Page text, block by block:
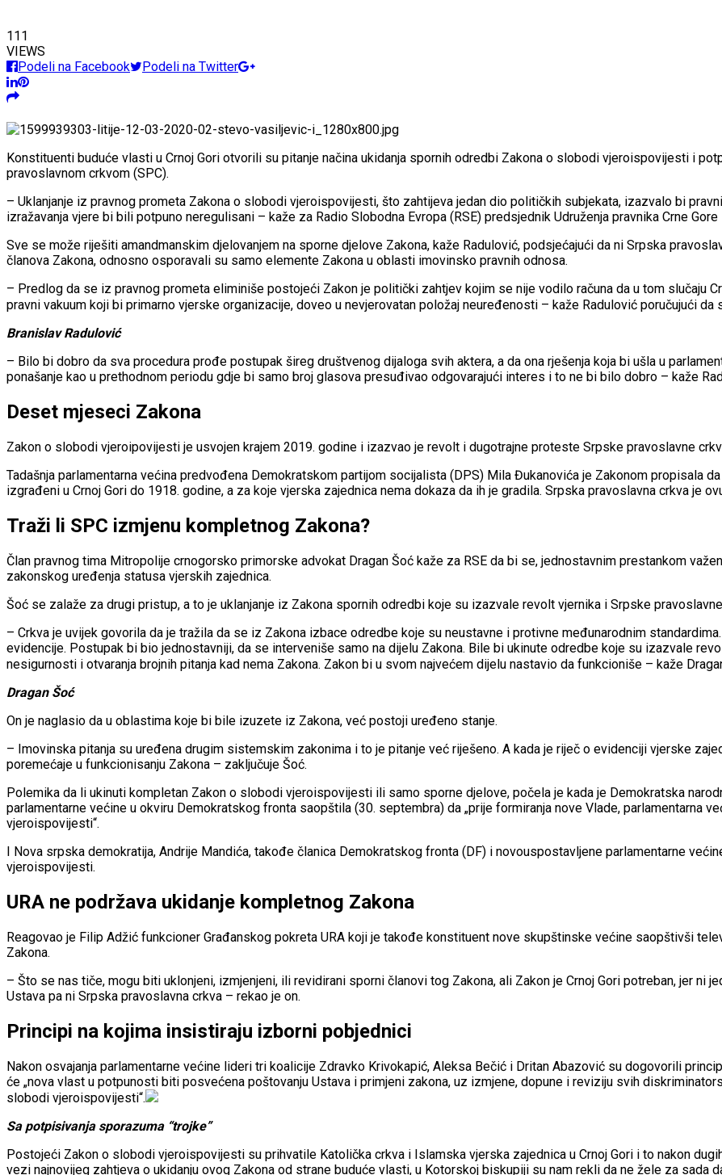
111
VIEWS
Podeli na Facebook
Podeli na Twitter
Konstituenti buduće vlasti u Crnoj Gori otvorili su pitanje načina ukidanja spornih odredbi Zakona o slobodi vjeroispovijesti i
pravoslavnom crkvom (SPC).
– Uklanjanje iz pravnog prometa Zakona o slobodi vjeroispovijesti, što zahtijeva jedan dio političkih subjekata, izazvalo bi
izražavanja vjere bi bili potpuno neregulisani – kaže za Radio Slobodna Evropa (RSE) predsjednik Udruženja pravnika Crne
Sve se može riješiti amandmanskim djelovanjem na sporne djelove Zakona, kaže Radulović, podsjećajući da ni Srpska
članova Zakona, odnosno osporavali su samo elemente Zakona u oblasti imovinsko pravnih odnosa.
– Predlog da se iz pravnog prometa eliminiše postojeći Zakon je politički zahtjev kojim se nije vodilo računa da u tom slučaju
pravni vakuum koji bi primarno vjerske organizacije, doveo u nevjerovatan položaj neuređenosti – kaže Radulović poručujući
Branislav Radulović
– Bilo bi dobro da sva procedura prođe postupak šireg društvenog dijaloga svih aktera, a da ona rješenja koja bi ušla u
ponašanje kao u prethodnom periodu gdje bi samo broj glasova presuđivao odgovarajući interes i to ne bi bilo dobro – kaže
Deset mjeseci Zakona
Zakon o slobodi vjeroipovijesti je usvojen krajem 2019. godine i izazvao je revolt i dugotrajne proteste Srpske pravoslavne
Tadašnja parlamentarna većina predvođena Demokratskom partijom socijalista (DPS) Mila Đukanovića je Zakonom propisala
izgrađeni u Crnoj Gori do 1918. godine, a za koje vjerska zajednica nema dokaza da ih je gradila. Srpska pravoslavna crkva je
Traži li SPC izmjenu kompletnog Zakona?
Član pravnog tima Mitropolije crnogorsko primorske advokat Dragan Šoć kaže za RSE da bi se, jednostavnim prestankom
zakonskog uređenja statusa vjerskih zajednica.
Šoć se zalaže za drugi pristup, a to je uklanjanje iz Zakona spornih odredbi koje su izazvale revolt vjernika i Srpske
– Crkva je uvijek govorila da je tražila da se iz Zakona izbace odredbe koje su neustavne i protivne međunarodnim
evidencije. Postupak bi bio jednostavniji, da se interveniše samo na dijelu Zakona. Bile bi ukinute odredbe koje su izazvale
nesigurnosti i otvaranja brojnih pitanja kad nema Zakona. Zakon bi u svom najvećem dijelu nastavio da funkcioniše – kaže
Dragan Šoć
On je naglasio da u oblastima koje bi bile izuzete iz Zakona, već postoji uređeno stanje.
– Imovinska pitanja su uređena drugim sistemskim zakonima i to je pitanje već riješeno. A kada je riječ o evidenciji vjerske
poremećaje u funkcionisanju Zakona – zaključuje Šoć.
Polemika da li ukinuti kompletan Zakon o slobodi vjeroispovijesti ili samo sporne djelove, počela je kada je Demokratska
parlamentarne većine u okviru Demokratskog fronta saopštila (30. septembra) da „prije formiranja nove Vlade, parlamentarna
vjeroispovijesti“.
I Nova srpska demokratija, Andrije Mandića, takođe članica Demokratskog fronta (DF) i novouspostavljene parlamentarne
vjeroispovijesti.
URA ne podržava ukidanje kompletnog Zakona
Reagovao je Filip Adžić funkcioner Građanskog pokreta URA koji je takođe konstituent nove skupštinske većine saopštivši
Zakona.
– Što se nas tiče, mogu biti uklonjeni, izmjenjeni, ili revidirani sporni članovi tog Zakona, ali Zakon je Crnoj Gori potreban, jer ni
Ustava pa ni Srpska pravoslavna crkva – rekao je on.
Principi na kojima insistiraju izborni pobjednici
Nakon osvajanja parlamentarne većine lideri tri koalicije Zdravko Krivokapić, Aleksa Bečić i Dritan Abazović su dogovorili
će „nova vlast u potpunosti biti posvećena poštovanju Ustava i primjeni zakona, uz izmjene, dopune i reviziju svih
slobodi vjeroispovijesti“.
Sa potpisivanja sporazuma “trojke”
Postojeći Zakon o slobodi vjeroispovijesti su prihvatile Katolička crkva i Islamska vjerska zajednica u Crnoj Gori i to nakon
vezi najnovijeg zahtjeva o ukidanju ovog Zakona od strane buduće vlasti, u Kotorskoj biskupiji su nam rekli da ne žele za sada